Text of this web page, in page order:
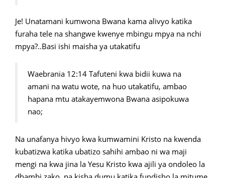
Je! Unatamani kumwona Bwana kama alivyo katika
furaha tele na shangwe kwenye mbingu mpya na nchi
mpya?..Basi ishi maisha ya utakatifu
Waebrania 12:14 Tafuteni kwa bidii kuwa na
amani na watu wote, na huo utakatifu, ambao
hapana mtu atakayemwona Bwana asipokuwa
nao;
Na unafanya hivyo kwa kumwamini Kristo na kwenda
kubatizwa katika ubatizo sahihi ambao ni wa maji
mengi na kwa jina la Yesu Kristo kwa ajili ya ondoleo la